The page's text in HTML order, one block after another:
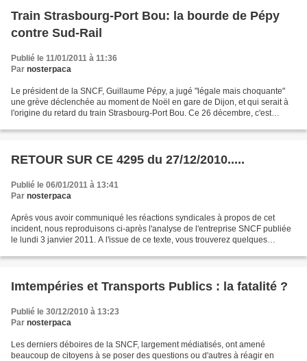
Train Strasbourg-Port Bou: la bourde de Pépy
contre Sud-Rail
Publié le 11/01/2011 à 11:36
Par nosterpaca
Le président de la SNCF, Guillaume Pépy, a jugé "légale mais choquante"
une grève déclenchée au moment de Noël en gare de Dijon, et qui serait à
l'origine du retard du train Strasbourg-Port Bou. Ce 26 décembre, c'est
RETOUR SUR CE 4295 du 27/12/2010.....
Publié le 06/01/2011 à 13:41
Par nosterpaca
Après vous avoir communiqué les réactions syndicales à propos de cet
incident, nous reproduisons ci-après l'analyse de l'entreprise SNCF publiée
le lundi 3 janvier 2011. A l'issue de ce texte, vous trouverez quelques
Imtempéries et Transports Publics : la fatalité ?
Publié le 30/12/2010 à 13:23
Par nosterpaca
Les derniers déboires de la SNCF, largement médiatisés, ont amené
beaucoup de citoyens à se poser des questions ou d'autres à réagir en